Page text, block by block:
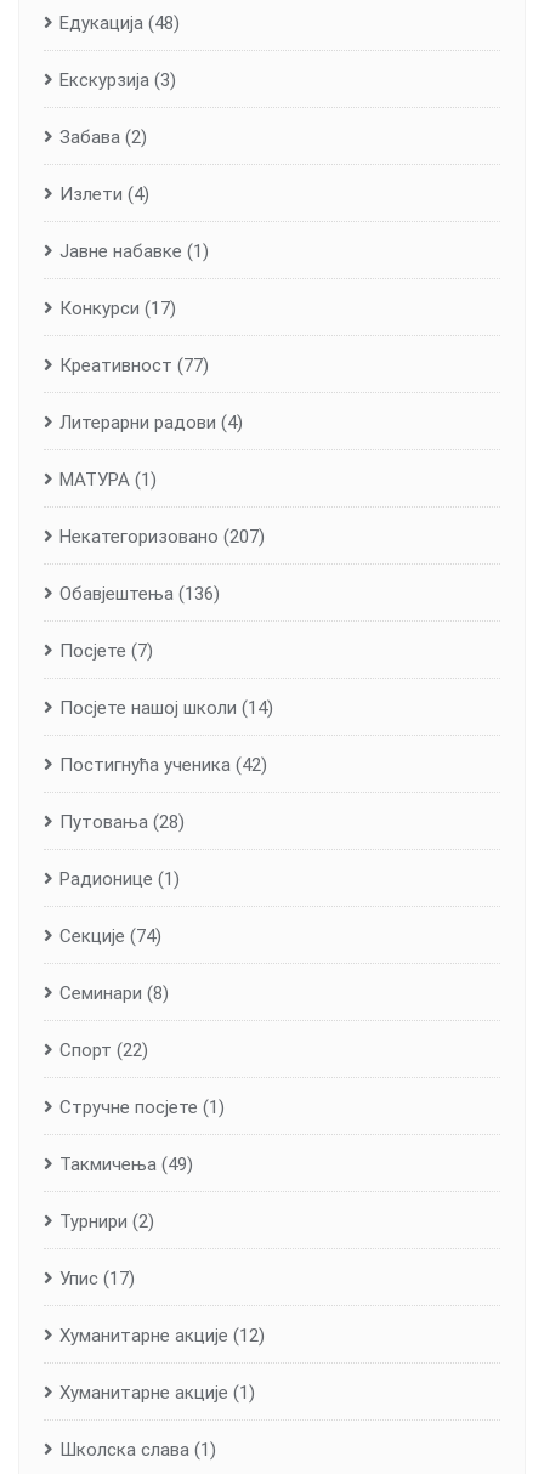
Едукација (48)
Екскурзија (3)
Забава (2)
Излети (4)
Јавне набавке (1)
Конкурси (17)
Креативност (77)
Литерарни радови (4)
МАТУРА (1)
Некатегоризовано (207)
Обавјештења (136)
Посјете (7)
Посјете нашој школи (14)
Постигнућа ученика (42)
Путовања (28)
Радионице (1)
Секције (74)
Семинари (8)
Спорт (22)
Стручне посјете (1)
Такмичења (49)
Турнири (2)
Упис (17)
Хуманитарне aкције (12)
Хуманитарне акције (1)
Школска слава (1)